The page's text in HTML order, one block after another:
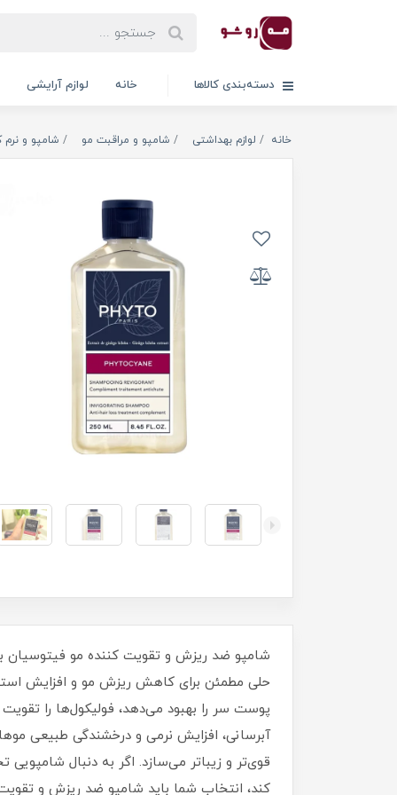
دسته‌بندی کالاها خانه لوازم آرایشی
خانه لوازم بهداشتی شامپو و مراقبت مو شامپو و نرم
حلی مطمئن برای کاهش ریزش مو و افزایش
آبرسانی، افزایش نرمی و درخشندگی طبیعی
قوی‌تر و زیباتر می‌سازد. اگر به دنبال
کند، انتخاب شما باید شامپو ضد ریزش و تقویت کننده